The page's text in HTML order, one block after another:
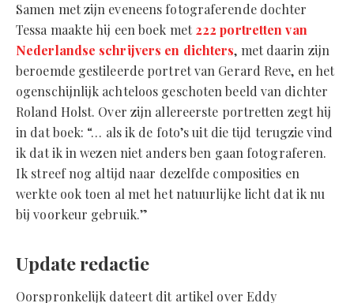
Samen met zijn eveneens fotograferende dochter
Tessa maakte hij een boek met 222 portretten van
Nederlandse schrijvers en dichters, met daarin zijn
beroemde gestileerde portret van Gerard Reve, en het
ogenschijnlijk achteloos geschoten beeld van dichter
Roland Holst. Over zijn allereerste portretten zegt hij
in dat boek: “… als ik de foto’s uit die tijd terugzie vind
ik dat ik in wezen niet anders ben gaan fotograferen.
Ik streef nog altijd naar dezelfde composities en
werkte ook toen al met het natuurlijke licht dat ik nu
bij voorkeur gebruik.”
Update redactie
Oorspronkelijk dateert dit artikel over Eddy